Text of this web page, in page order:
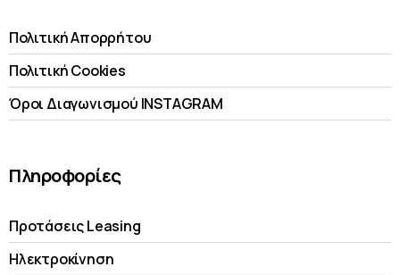
Πολιτική Απορρήτου
Πολιτική Cookies
Όροι Διαγωνισμού INSTAGRAM
Πληροφορίες
Προτάσεις Leasing
Ηλεκτροκίνηση